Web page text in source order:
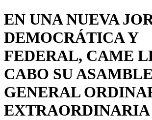
EN UNA NUEVA
DEMOCRÁTICA Y
FEDERAL, CAME
CABO SU
GENERAL
EXTRAORDINARIA